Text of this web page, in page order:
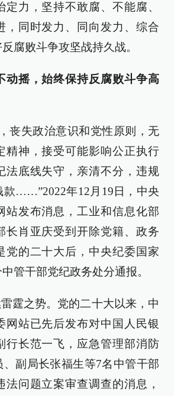
定力，坚持不敢腐、不能腐、
，同时发力、同向发力、综合
腐败斗争攻坚战持久战。
动摇，始终保持反腐败斗争高
丧失政治意识和党性原则，无
精神，接受可能影响公正执行
法底线失守，亲清不分，违规
款……”2022年12月19日，中央
站发布消息，工业和信息化部
长肖亚庆受到开除党籍、政务
党的二十大后，中央纪委国家
管干部党纪政务处分通报。
霆之势。党的二十大以来，中
网站已先后发布对中国人民银
行长范一飞，应急管理部消防
副局长张福生等7名中管干部
法问题立案审查调查的消息，